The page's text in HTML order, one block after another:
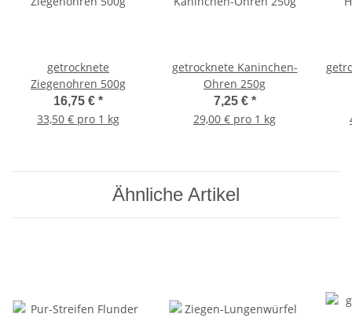
getrocknete
Ziegenohren 500g
16,75 € *
33,50 € pro 1 kg
getrocknete Kaninchen-
Ohren 250g
7,25 € *
29,00 € pro 1 kg
Ähnliche Artikel